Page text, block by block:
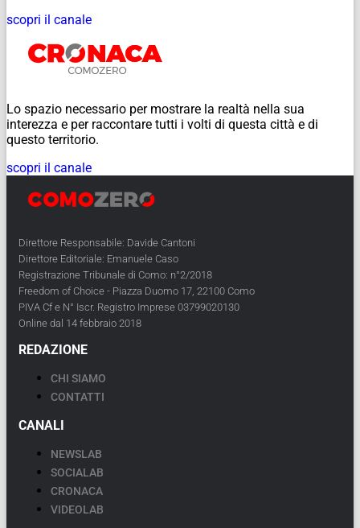
scopri il canale
Lo spazio necessario per mostrare la realtà nella sua
interezza e per raccontare tutti i volti di questa città e di
questo territorio.
scopri il canale
Direttore Responsabile: Davide Cantoni
Direttore Editoriale: Emanuele Caso
Registrazione Tribunale di Como: n°2/2018
Freedom of Choice - Piazza Duomo 17, 22100 Como
PIVA Cf e N° Iscr. Registro Imprese 03799020130
Online dal 14 febbraio 2018
REDAZIONE
CHI SIAMO
CONTATTI
CANALI
NEWSLAB
SOCIALAB
CRONACA
VIDEOLAB